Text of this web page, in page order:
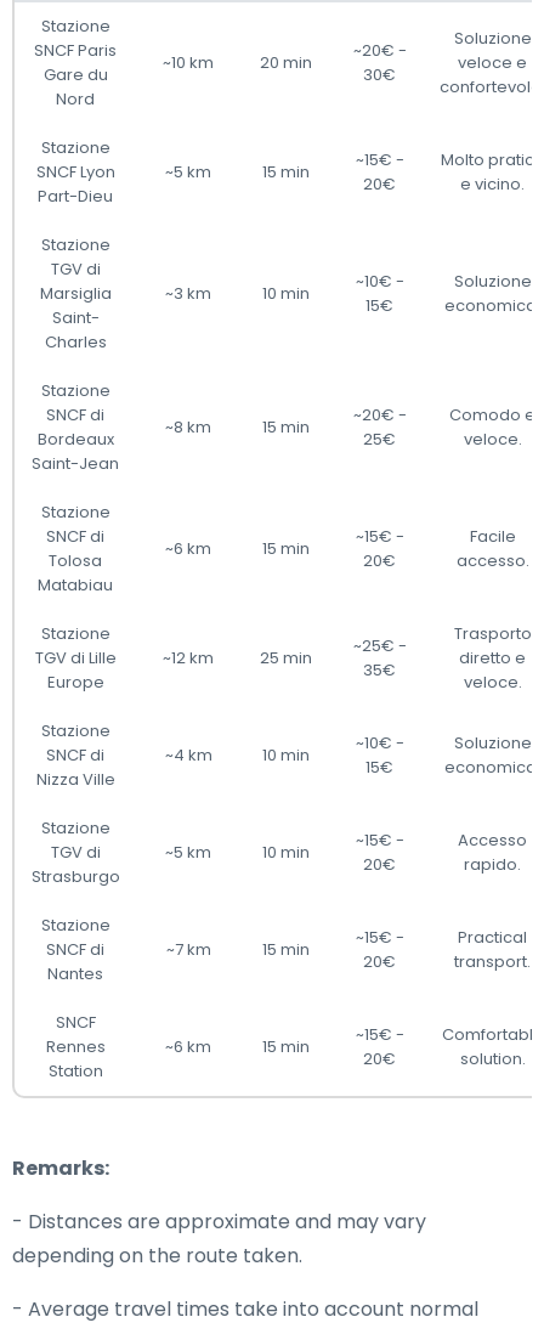
Stazione
SNCF Paris
Gare du
Nord
~10 km 20 min
~20€ -
30€
Soluzione
veloce e
confortevole.
Stazione
SNCF Lyon
Part-Dieu
~5 km 15 min
~15€ -
20€
Molto pratico
e vicino.
Stazione
TGV di
Marsiglia
Saint-
Charles
~3 km 10 min
~10€ -
15€
Soluzione
economica.
Stazione
SNCF di
Bordeaux
Saint-Jean
~8 km 15 min
~20€ -
25€
Comodo e
veloce.
Stazione
SNCF di
Tolosa
Matabiau
~6 km 15 min
~15€ -
20€
Facile
accesso.
Stazione
TGV di Lille
Europe
~12 km 25 min
~25€ -
35€
Trasporto
diretto e
veloce.
Stazione
SNCF di
Nizza Ville
~4 km 10 min
~10€ -
15€
Soluzione
economica.
Stazione
TGV di
Strasburgo
~5 km 10 min
~15€ -
20€
Accesso
rapido.
Stazione
SNCF di
Nantes
~7 km 15 min
~15€ -
20€
Practical
transport.
SNCF
Rennes
Station
~6 km 15 min
~15€ -
20€
Comfortable
solution.
Remarks:
- Distances are approximate and may vary
depending on the route taken.
- Average travel times take into account normal